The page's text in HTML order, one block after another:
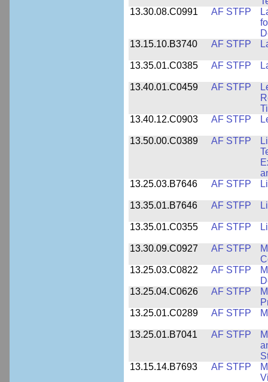
13.30.08.C0991
AF STFP
13.15.10.B3740
AF STFP
13.35.01.C0385 AF STFP
13.40.01.C0459 AF STFP
13.40.12.C0903
AF STFP
13.50.00.C0389 AF STFP
13.25.03.B7646
AF STFP
13.35.01.B7646 AF STFP
13.35.01.C0355 AF STFP
13.30.09.C0927 AF STFP
13.25.03.C0822
AF STFP
13.25.04.C0626
AF STFP
13.25.01.C0289
AF STFP
13.25.01.B7041 AF STFP
13.15.14.B7693
AF STFP